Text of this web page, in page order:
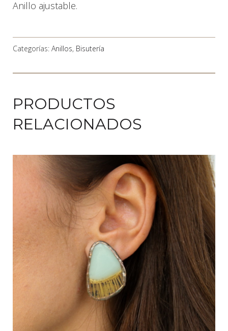
Anillo ajustable.
Categorías: Anillos, Bisutería
PRODUCTOS
RELACIONADOS